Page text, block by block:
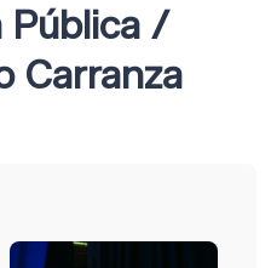
Pública /
Carranza